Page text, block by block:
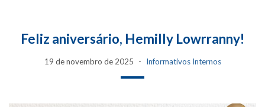
Feliz aniversário, Hemilly Lowrranny!
19 de novembro de 2025 Informativos Internos